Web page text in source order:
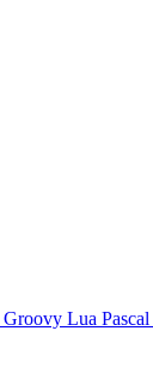
Groovy Lua Pascal